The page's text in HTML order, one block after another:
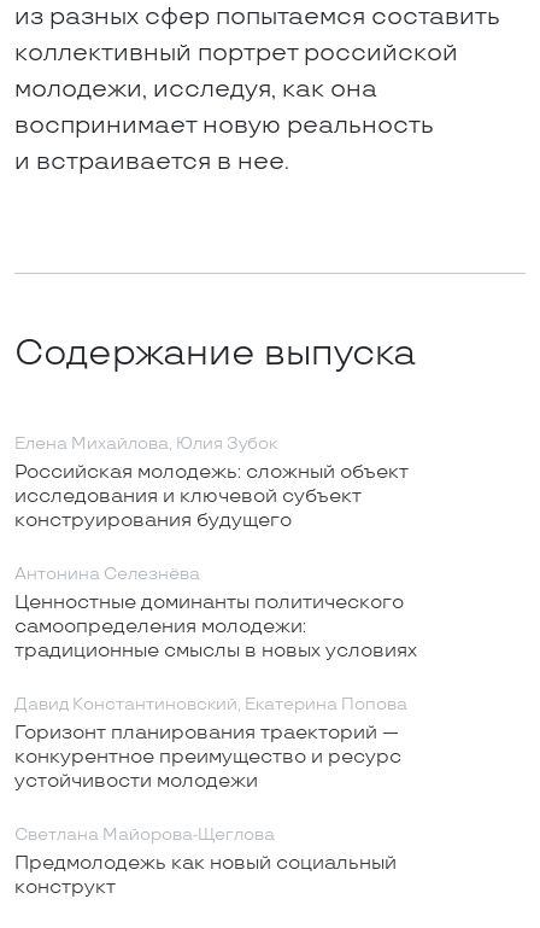
из разных сфер попытаемся составить
коллективный портрет российской
молодежи, исследуя, как она
воспринимает новую реальность
и встраивается в нее.
Содержание выпуска
Елена Михайлова, Юлия Зубок
Российская молодежь: сложный объект
исследования и ключевой субъект
конструирования будущего
Антонина Селезнёва
Ценностные доминанты политического
самоопределения молодежи:
традиционные смыслы в новых условиях
Давид Константиновский, Екатерина Попова
Горизонт планирования траекторий —
конкурентное преимущество и ресурс
устойчивости молодежи
Светлана Майорова-Щеглова
Предмолодежь как новый социальный
конструкт